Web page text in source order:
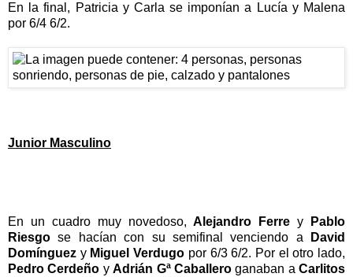
En la final, Patricia y Carla se imponían a Lucía y Malena
por 6/4 6/2.
Junior Masculino
En un cuadro muy novedoso,Alejandro Ferre y
Pablo
Riesgo se hacían con su semifinal venciendo a
David
Domínguez y Miguel Verdugo por 6/3 6/2. Por el otro lado,
Pedro Cerdeño yAdrián Gª Caballeroganaban a Carlitos